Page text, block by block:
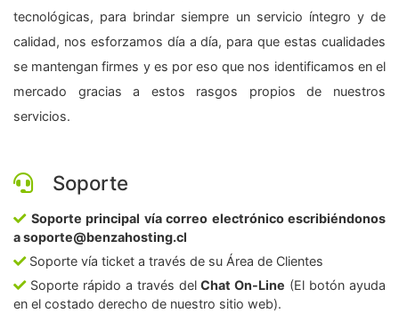
tecnológicas, para brindar siempre un servicio íntegro y de
calidad, nos esforzamos día a día, para que estas cualidades
se mantengan firmes y es por eso que nos identificamos en el
mercado gracias a estos rasgos propios de nuestros
servicios.
Soporte
Soporte principal vía correo electrónico escribiéndonos
a soporte@benzahosting.cl
Soporte vía ticket a través de su Área de Clientes
Soporte rápido a través delChat On-Line (El botón ayuda
en el costado derecho de nuestro sitio web).